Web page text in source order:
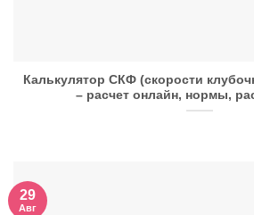
Калькулятор СКФ (скорости
– расчет онлайн, нормы,
29
Авг